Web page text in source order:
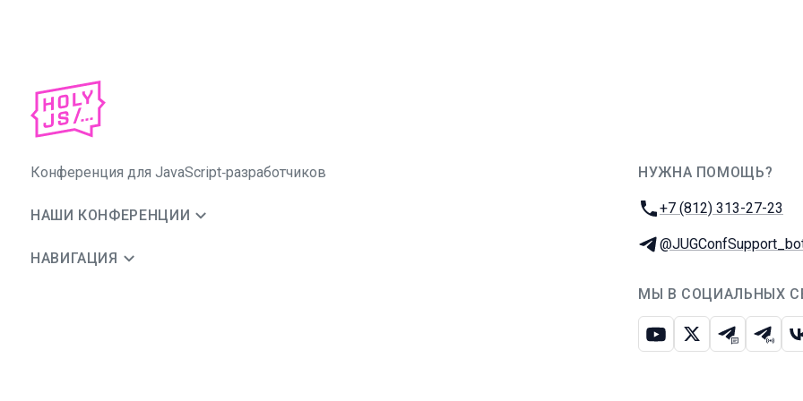
Конференция для JavaScript‑разработчиков
НАШИ КОНФЕРЕНЦИИ
НАВИГАЦИЯ
НУЖНА ПОМОЩЬ?
Телефон:
+7 (812) 313-27-23
Телеграм:
МЫ В СОЦИАЛЬНЫХ
ЮтубИкс Телеграм-